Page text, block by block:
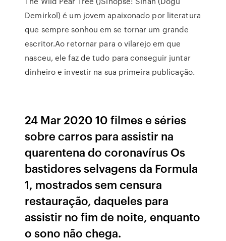
Demirkol) é um jovem apaixonado por literatura
que sempre sonhou em se tornar um grande
escritor.Ao retornar para o vilarejo em que
nasceu, ele faz de tudo para conseguir juntar
dinheiro e investir na sua primeira publicação.
24 Mar 2020 10 filmes e séries
sobre carros para assistir na
quarentena do coronavírus Os
bastidores selvagens da Formula
1, mostrados sem censura
restauração, daqueles para
assistir no fim de noite, enquanto
o sono não chega.